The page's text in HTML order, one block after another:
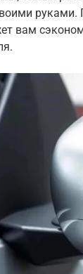
руками.
вам